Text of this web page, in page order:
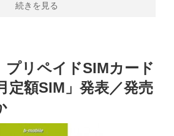
続きを見る
プリペイドSIMカード
定額SIM」発表／発売